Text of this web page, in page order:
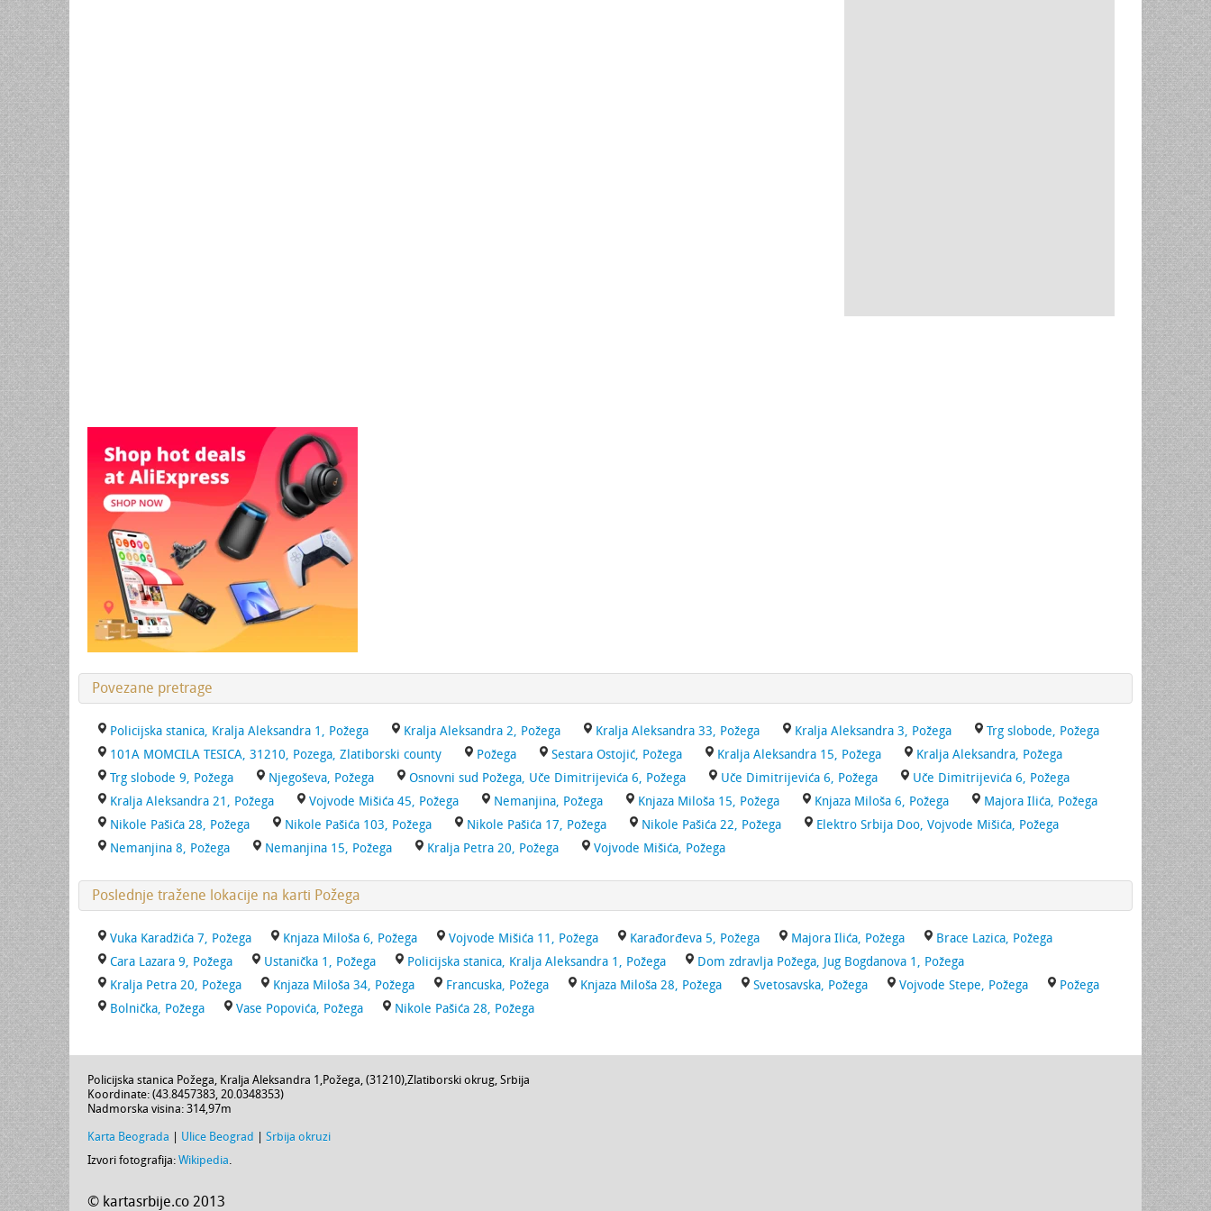
Povezane pretrage
Policijska stanica, Kralja Aleksandra 1, Požega Kralja Aleksandra 2, Požega Kralja Aleksandra 33, Požega Kralja Aleksandra 3, Požega
Trg slobode, Požega
101A MOMCILA TESICA, 31210, Pozega, Zlatiborski county
Požega Sestara Ostojić, Požega Kralja Aleksandra 15, Požega
Kralja Aleksandra, Požega
Trg slobode 9, Požega
Njegoševa, Požega Osnovni sud Požega, Uče Dimitrijevića 6, Požega Uče Dimitrijevića 6, Požega
Uče Dimitrijevića 6, Požega
Kralja Aleksandra 21, Požega
Vojvode Mišića 45, Požega Nemanjina, Požega Knjaza Miloša 15, Požega Knjaza Miloša 6, Požega
Majora Ilića, Požega
Nikole Pašića 28, Požega
Nikole Pašića 103, Požega Nikole Pašića 17, Požega Nikole Pašića 22, Požega
Elektro Srbija Doo, Vojvode Mišića, Požega
Nemanjina 8, Požega
Nemanjina 15, Požega Kralja Petra 20, Požega Vojvode Mišića, Požega
Poslednje tražene lokacije na karti Požega
Vuka Karadžića 7, Požega Knjaza Miloša 6, Požega Vojvode Mišića 11, Požega Karađorđeva 5, Požega Majora Ilića, Požega
Brace Lazica, Požega
Cara Lazara 9, Požega
Ustanička 1, Požega Policijska stanica, Kralja Aleksandra 1, Požega
Dom zdravlja Požega, Jug Bogdanova 1, Požega
Kralja Petra 20, Požega
Knjaza Miloša 34, Požega Francuska, Požega Knjaza Miloša 28, Požega Svetosavska, Požega Vojvode Stepe, Požega
Požega
Bolnička, Požega
Vase Popovića, Požega Nikole Pašića 28, Požega
Policijska stanica Požega, Kralja Aleksandra 1 ,Požega, (31210),Zlatiborski okrug, Srbija
Koordinate: (43.8457383, 20.0348353)
Nadmorska visina: 314,97m
Karta Beograda Ulice Beograd
Srbija okruzi
Izvori fotografija: Wikipedia.
© kartasrbije.co 2013